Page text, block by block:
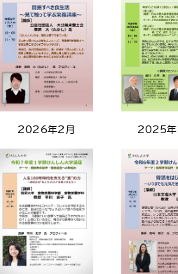
2026年2月 2025年